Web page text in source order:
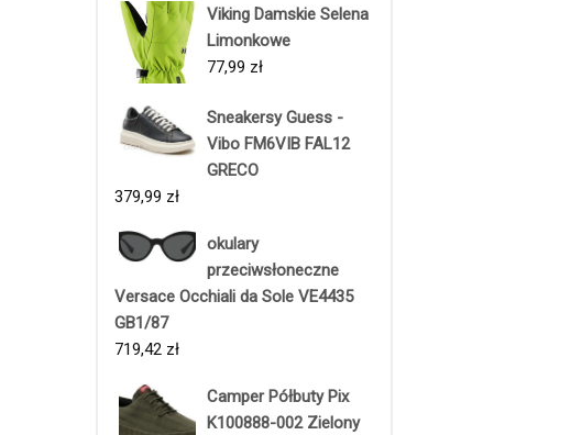
Viking Damskie Selena
Limonkowe
77,99 zł
Sneakersy Guess -
Vibo FM6VIB FAL12
GRECO
379,99 zł
okulary
przeciwsłoneczne
Versace Occhiali da Sole VE4435
GB1/87
719,42 zł
Camper Półbuty Pix
K100888-002 Zielony